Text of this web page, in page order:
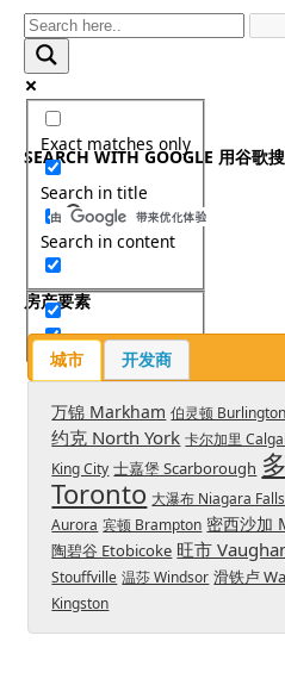
Exact matches only
Search in title
Search in content
SEARCH WITH GOOGLE 用谷歌
房产要素
城市 开发商
万锦 Markham 伯灵顿 Burlington
约克 North York 卡尔加里
King City 士嘉堡 Scarborough
Toronto 大瀑布 Niagara Falls
Aurora 宾顿 Brampton 密西沙加
陶碧谷 Etobicoke 旺市
Stouffville 温莎 Windsor 滑铁卢
Kingston